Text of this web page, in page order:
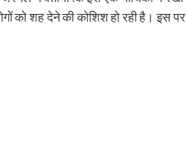
को शह देने की कोशिश हो रही है।